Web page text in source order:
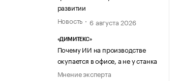
развитии
Новость
6 августа 2026
«ДИМИТЕКС»
Почему ИИ на производстве
окупается в офисе, а не у станка
Мнение эксперта